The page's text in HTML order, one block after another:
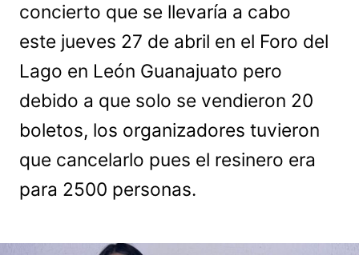
concierto que se llevaría a cabo
este jueves 27 de abril en el Foro del
Lago en León Guanajuato pero
debido a que solo se vendieron 20
boletos, los organizadores tuvieron
que cancelarlo pues el resinero era
para 2500 personas.